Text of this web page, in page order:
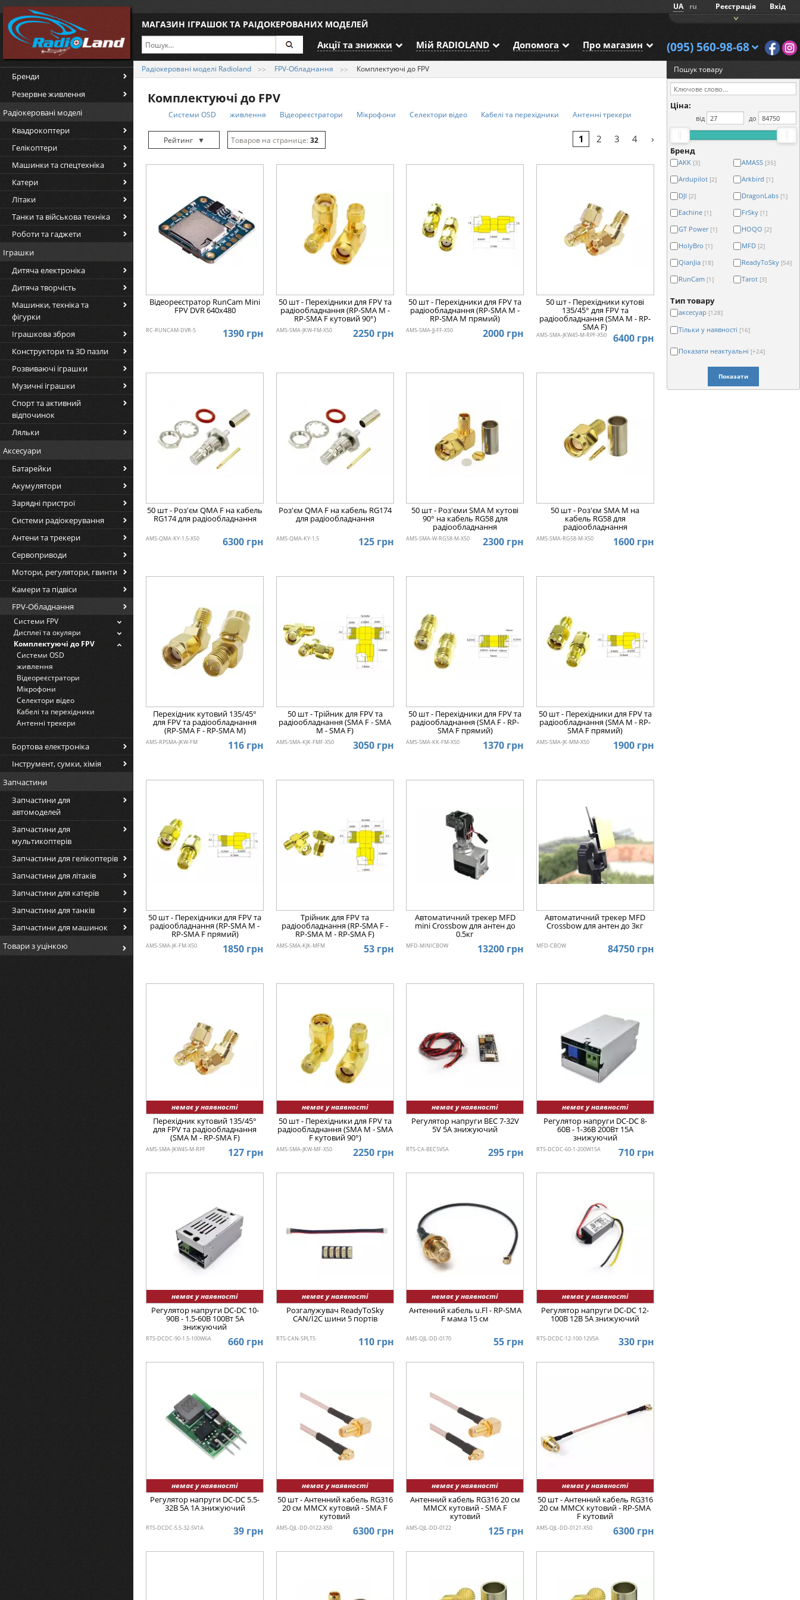
UA ru Реєстрація Вхід
МАГАЗИН ІГРАШОК ТА РАІДОКЕРОВАНИХ МОДЕЛЕЙ
Акції та знижки Мій RADIOLAND Допомога Про магазин (095) 560-98-68
Бренди
Резервне живлення
Радіокеровані моделі
Квадрокоптери
Гелікоптери
Машинки та спецтехніка
Катери
Літаки
Танки та військова техніка
Роботи та гаджети
Іграшки
Дитяча електроніка
Дитяча творчість
Машинки, техніка та
фігурки
Іграшкова зброя
Конструктори та 3D пазли
Розвиваючі іграшки
Музичні іграшки
Спорт та активний
відпочинок
Ляльки
Аксесуари
Батарейки
Акумулятори
Зарядні пристрої
Системи радіокерування
Антени та трекери
Сервоприводи
Мотори, регулятори, гвинти
Камери та підвіси
FPV-Обладнання
Системи FPV
Дисплеї та окуляри
Комплектуючі до FPV
Системи OSD
живлення
Відеореєстратори
Мікрофони
Селектори відео
Кабелі та перехідники
Антенні трекери
Бортова електроніка
Інструмент, сумки, хімія
Запчастини
Запчастини для
автомоделей
Запчастини для
мультикоптерів
Запчастини для гелікоптерів
Запчастини для літаків
Запчастини для катерів
Запчастини для танків
Запчастини для машинок
Товари з уцінкою
Радіокеровані моделі Radioland FPV-Обладнання Комплектуючі до FPV
Комплектуючі до FPV
Системи OSD живлення Відеореєстратори Мікрофони Селектори відео Кабелі та перехідники Антенні трекери
Рейтинг
▼
Ціна ▲
Ціна
32
1 2 3 4 ›
Відеореєстратор RunCam Mini
FPV DVR 640x480
RC-RUNCAM-DVR-S 1390 грн
50 шт - Перехідники для FPV та
радіообладнання (RP-SMA M -
RP-SMA F кутовий 90°)
AMS-SMA-JKW-FM-X50 2250 грн
50 шт - Перехідники для FPV та
радіообладнання (RP-SMA M -
RP-SMA M прямий)
AMS-SMA-JJ-FF-X50 2000 грн
50 шт - Перехідники кутові
135/45° для FPV та
радіообладнання (SMA M - RP-
SMA F)
AMS-SMA-JKW45-M-RPF-X50 6400 грн
50 шт - Роз'єм QMA F на кабель
RG174 для радіообладнання
AMS-QMA-KY-1.5-X50 6300 грн
Роз'єм QMA F на кабель RG174
для радіообладнання
AMS-QMA-KY-1.5 125 грн
50 шт - Роз'єми SMA M кутові
90° на кабель RG58 для
радіообладнання
AMS-SMA-W-RG58-M-X50 2300 грн
50 шт - Роз'єм SMA M на
кабель RG58 для
радіообладнання
AMS-SMA-RG58-M-X50 1600 грн
Перехідник кутовий 135/45°
для FPV та радіообладнання
(RP-SMA F - RP-SMA M)
AMS-RPSMA-JKW-FM 116 грн
50 шт - Трійник для FPV та
радіообладнання (SMA F - SMA
M - SMA F)
AMS-SMA-KJK-FMF-X50 3050 грн
50 шт - Перехідники для FPV та
радіообладнання (SMA F - RP-
SMA F прямий)
AMS-SMA-KK-FM-X50 1370 грн
50 шт - Перехідники для FPV та
радіообладнання (SMA M - RP-
SMA F прямий)
AMS-SMA-JK-MM-X50 1900 грн
50 шт - Перехідники для FPV та
радіообладнання (RP-SMA M -
RP-SMA F прямий)
AMS-SMA-JK-FM-X50 1850 грн
Трійник для FPV та
радіообладнання (RP-SMA F -
RP-SMA M - RP-SMA F)
AMS-SMA-KJK-MFM 53 грн
Автоматичний трекер MFD
mini Crossbow для антен до
0.5кг
MFD-MINICBOW 13200 грн
Автоматичний трекер MFD
Crossbow для антен до 3кг
MFD-CBOW 84750 грн
немає у наявності
Перехідник кутовий 135/45°
для FPV та радіообладнання
(SMA M - RP-SMA F)
AMS-SMA-JKW45-M-RPF 127 грн
немає у наявності
50 шт - Перехідники для FPV та
радіообладнання (SMA M - SMA
F кутовий 90°)
AMS-SMA-JKW-MF-X50 2250 грн
немає у наявності
Регулятор напруги BEC 7-32V
5V 5A знижуючий
RTS-CA-BEC5V5A 295 грн
немає у наявності
Регулятор напруги DC-DC 8-
60В - 1-36В 200Вт 15А
знижуючий
RTS-DCDC-60-1-200W15A 710 грн
немає у наявності
Регулятор напруги DC-DC 10-
90В - 1.5-60В 100Вт 5А
знижуючий
RTS-DCDC-90-1.5-100W6A 660 грн
немає у наявності
Розгалужувач ReadyToSky
CAN/I2C шини 5 портів
RTS-CAN-SPLT5 110 грн
немає у наявності
Антенний кабель u.Fl - RP-SMA
F мама 15 см
AMS-QJL-DD-0170 55 грн
немає у наявності
Регулятор напруги DC-DC 12-
100В 12В 5А знижуючий
RTS-DCDC-12-100-12V5A 330 грн
немає у наявності
Регулятор напруги DC-DC 5.5-
32В 5А 1А знижуючий
RTS-DCDC-5.5-32-5V1A 39 грн
немає у наявності
50 шт - Антенний кабель RG316
20 см MMCX кутовий - SMA F
кутовий
AMS-QJL-DD-0122-X50 6300 грн
немає у наявності
Антенний кабель RG316 20 см
MMCX кутовий - SMA F
кутовий
AMS-QJL-DD-0122 125 грн
немає у наявності
50 шт - Антенний кабель RG316
20 см MMCX кутовий - RP-SMA
F кутовий
AMS-QJL-DD-0121-X50 6300 грн
Пошук товару
Ціна:
від до
Бренд
AKK [3] AMASS [35]
Ardupilot [2] Arkbird [1]
DJI [2] DragonLabs [1]
Eachine [1] FrSky [1]
GT Power [1] HOQO [2]
HolyBro [1] MFD [2]
QianJia [18] ReadyToSky [54]
RunCam [1] Tarot [3]
Тип товару
аксесуар [128]
Тільки у наявності [16]
Показати неактуальні [+24]
Показати